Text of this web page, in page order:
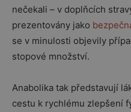
nečekali – v doplňcích
prezentovány jako
se v minulosti objevily
stopové množství.
Anabolika tak představují
cestu k rychlému zlepšení